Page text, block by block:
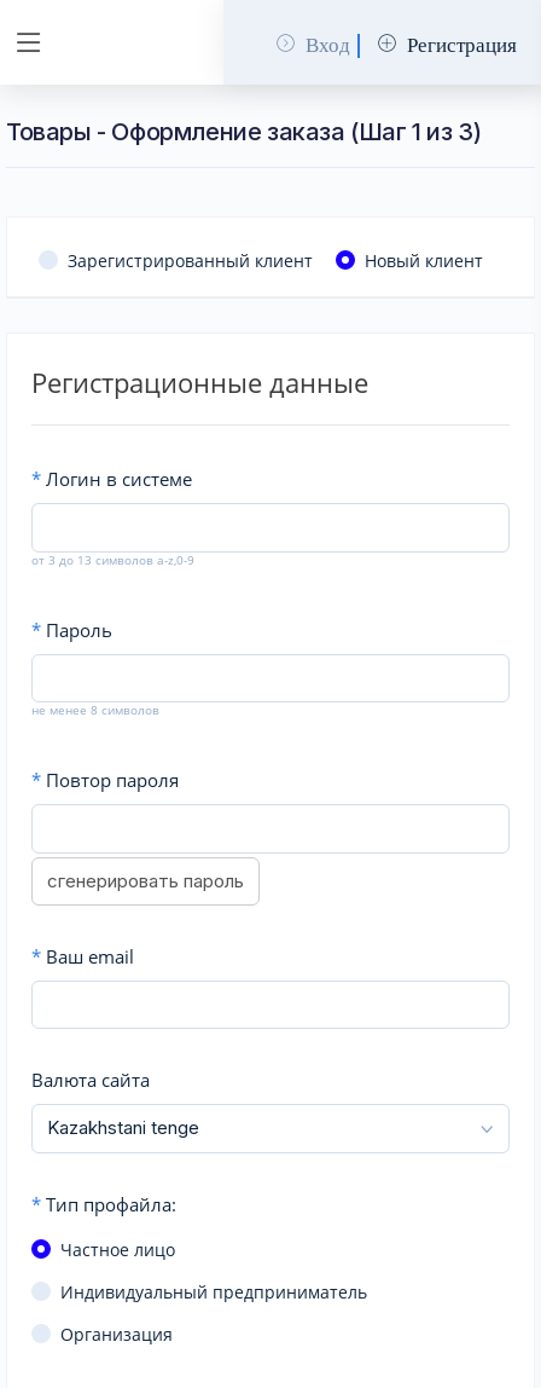
Вход Регистрация
Товары - Оформление заказа (Шаг 1 из 3)
Зарегистрированный клиент Новый клиент
Регистрационные данные
* Логин в системе
от 3 до 13 символов a-z,0-9
* Пароль
не менее 8 символов
* Повтор пароля
сгенерировать пароль
* Ваш email
Валюта сайта
* Тип профайла:
Частное лицо
Индивидуальный предприниматель
Организация